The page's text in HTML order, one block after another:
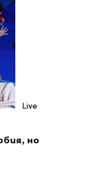
Live
но